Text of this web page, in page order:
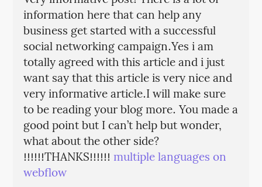
information here that can help any
business get started with a successful
social networking campaign.Yes i am
totally agreed with this article and i just
want say that this article is very nice and
very informative article.I will make sure
to be reading your blog more. You made a
good point but I can’t help but wonder,
what about the other side?
!!!!!!THANKS!!!!!! multiple languages on
webflow